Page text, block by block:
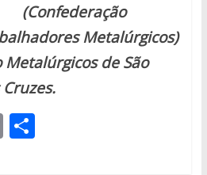
(Confederação
Metalúrgicos)
de São
C S